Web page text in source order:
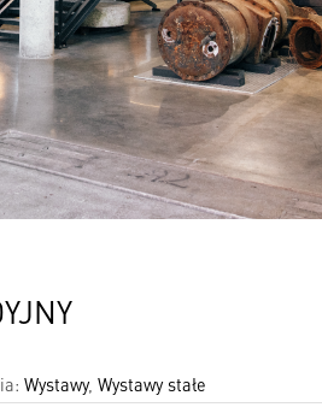
Wystawy, Wystawy stałe